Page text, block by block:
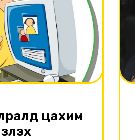
цахим